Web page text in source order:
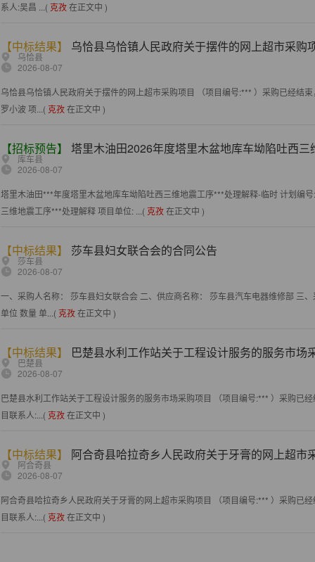
系人:吴昌 ...( 克孜在正文中 )
【中标结果】 乌恰县乌恰镇人民政府关于摆件的网上超市采购
乌恰县
2026-08-07
乌恰县乌恰镇人民政府关于摆件的网上超市采购项目 （项目编号:*** ）采购已经结
罗小波 项...( 克孜在正文中 )
【招标预告】 塔里木油田2026年度塔里木盆地库车坳陷吐西
库车县
2026-08-07
塔里木油田***年度塔里木盆地库车坳陷吐西三维地震工序***处理解释-临时 计划编
三维地震工序***处理解释 项目单位: ...( 克孜在正文中 )
【中标结果】 莎车县妇女联合会的合同公告
莎车县
2026-08-07
一、采购人名称： 莎车县妇女联合会 二、供应商名称： 莎车县汽车电器维修部 三
单位 数量 单...( 克孜在正文中 )
【中标结果】 巴楚县水利工作站关于工程设计服务的服务市场
巴楚县
2026-08-07
巴楚县水利工作站关于工程设计服务的服务市场采购项目 （项目编号:*** ）采购已
目联系人:...( 克孜在正文中 )
【中标结果】 阿合奇县哈拉奇乡人民政府关于牙膏的网上超市
阿合奇县
2026-08-07
阿合奇县哈拉奇乡人民政府关于牙膏的网上超市采购项目 （项目编号:*** ）采购已
目联系人:...( 克孜在正文中 )